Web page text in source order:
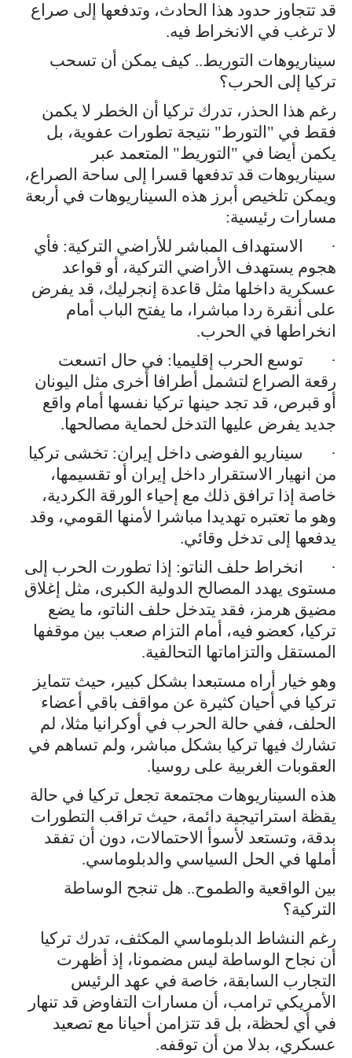
قد تتجاوز حدود هذا الحادث، وتدفعها إلى صراع
لا ترغب في الانخراط فيه.
سيناريوهات التوريط.. كيف يمكن أن تسحب
تركيا إلى الحرب؟
رغم هذا الحذر، تدرك تركيا أن الخطر لا يكمن
فقط في "التورط" نتيجة تطورات عفوية، بل
يكمن أيضا في "التوريط" المتعمد عبر
سيناريوهات قد تدفعها قسرا إلى ساحة الصراع،
ويمكن تلخيص أبرز هذه السيناريوهات في أربعة
مسارات رئيسية:
· الاستهداف المباشر للأراضي التركية: فأي
هجوم يستهدف الأراضي التركية، أو قواعد
عسكرية داخلها مثل قاعدة إنجرليك، قد يفرض
على أنقرة ردا مباشرا، ما يفتح الباب أمام
انخراطها في الحرب.
· توسع الحرب إقليميا: في حال اتسعت
رقعة الصراع لتشمل أطرافا أخرى مثل اليونان
أو قبرص، قد تجد حينها تركيا نفسها أمام واقع
جديد يفرض عليها التدخل لحماية مصالحها.
· سيناريو الفوضى داخل إيران: تخشى تركيا
من انهيار الاستقرار داخل إيران أو تقسيمها،
خاصة إذا ترافق ذلك مع إحياء الورقة الكردية،
وهو ما تعتبره تهديدا مباشرا لأمنها القومي، وقد
يدفعها إلى تدخل وقائي.
· انخراط حلف الناتو: إذا تطورت الحرب إلى
مستوى يهدد المصالح الدولية الكبرى، مثل إغلاق
مضيق هرمز، فقد يتدخل حلف الناتو، ما يضع
تركيا، كعضو فيه، أمام التزام صعب بين موقفها
المستقل والتزاماتها التحالفية.
وهو خيار أراه مستبعدا بشكل كبير، حيث تتمايز
تركيا في أحيان كثيرة عن مواقف باقي أعضاء
الحلف، ففي حالة الحرب في أوكرانيا مثلا، لم
تشارك فيها تركيا بشكل مباشر، ولم تساهم في
العقوبات الغربية على روسيا.
هذه السيناريوهات مجتمعة تجعل تركيا في حالة
يقظة استراتيجية دائمة، حيث تراقب التطورات
بدقة، وتستعد لأسوأ الاحتمالات، دون أن تفقد
أملها في الحل السياسي والدبلوماسي.
بين الواقعية والطموح.. هل تنجح الوساطة
التركية؟
رغم النشاط الدبلوماسي المكثف، تدرك تركيا
أن نجاح الوساطة ليس مضمونا، إذ أظهرت
التجارب السابقة، خاصة في عهد الرئيس
الأمريكي ترامب، أن مسارات التفاوض قد تنهار
في أي لحظة، بل قد تتزامن أحيانا مع تصعيد
عسكري، بدلا من أن توقفه.